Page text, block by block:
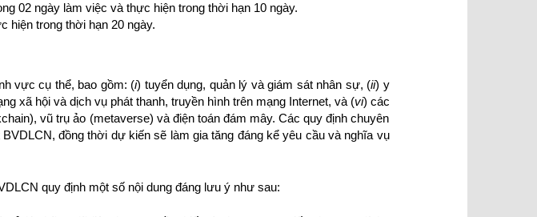
02 ngày làm việc và thực hiện trong thời hạn 10 ngày.
hiện trong thời hạn 20 ngày.
vực cụ thể, bao gồm: (i) tuyển dụng, quản lý và giám sát nhân sự, (ii) y
xã hội và dịch vụ phát thanh, truyền hình trên mạng Internet, và (vi) các
vũ trụ ảo (metaverse) và điện toán đám mây. Các quy định chuyên
đồng thời dự kiến sẽ làm gia tăng đáng kể yêu cầu và nghĩa vụ
quy định một số nội dung đáng lưu ý như sau: